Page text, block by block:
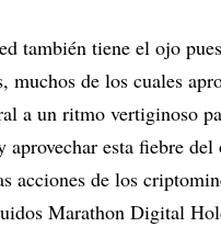
también tiene el ojo
muchos de los cuales
a un ritmo vertiginoso
aprovechar esta fiebre
acciones de los
Marathon Digital